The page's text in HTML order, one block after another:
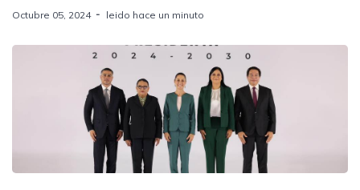
Octubre 05, 2024 leido hace un minuto